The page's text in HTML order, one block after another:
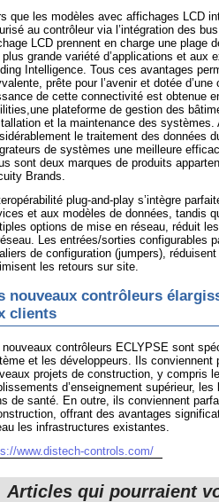
que les modèles avec affichages LCD
au contrôleur via l’intégration des
LCD prennent en charge une plage
plus grande variété d’applications et aux
Intelligence. Tous ces avantages
prête pour l’avenir et dotée
de cette connectivité est obtenue
plateforme de gestion des
et la maintenance des
le traitement des données
de systèmes une meilleure
sont deux marques de produits
Brands.
plug-and-play s’intègre
et aux modèles de données, tandis
options de mise en réseau, réduit
Les entrées/sorties configurables
de configuration (jumpers),
les retours sur site.
nouveaux contrôleurs
clients
nouveaux contrôleurs ECLYPSE sont
et les développeurs. Ils conviennent
projets de construction, y compris
d’enseignement supérieur,
de santé. En outre, ils conviennent
offrant des avantages
les infrastructures existantes.
www.distech-controls.com/
Articles qui pourraient